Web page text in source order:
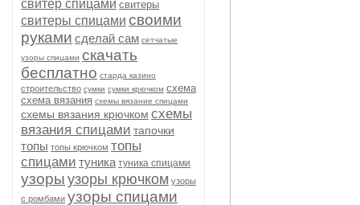
свитер спицами свитеры
свитеры спицами своими
руками сделай сам сетчатые
узоры спицами скачать
бесплатно старда казино
строительство сумки сумки крючком схема
схема вязания схемы вязание спицами
схемы вязания крючком схемы
вязания спицами тапочки
топы топы крючком топы
спицами туника туника спицами
узоры узоры крючком узоры
с ромбами узоры спицами